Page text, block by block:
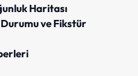
Haritası
ve Fikstür